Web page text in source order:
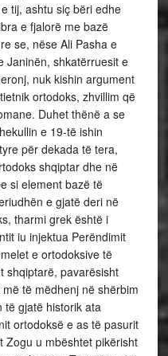
tij, ashtu siç bëri edhe
e fjalorë me bazë
se, nëse Ali Pasha e
Janinën, shkatërruesit e
nuk kishin argument
ortodoks, zhvillim që
Duhet thënë a se
e 19-të ishin
për dekada të tera,
shqiptar dhe në
si element bazë të
e gjatë deri në
tharmi grek është i
iu injektua Perëndimit
e ortodoksive të
shqiptarë, pavarësisht
të mëdhenj në shërbim
të gjatë historik ata
ortodoksë e as të pasurit
Zogu u mbështet pikërisht